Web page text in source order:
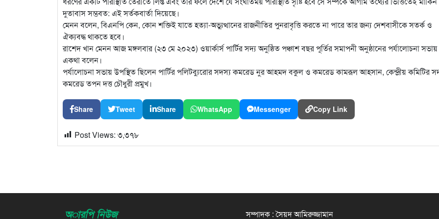
দুতাবাস সম্ভবত: এই সর্তকবার্তা দিয়েছে।
মেনন বলেন, বিএনপি কেন, কোন শক্তিই যাতে হত্যা-অভ্যুত্থানের রাজনীতির পুনরাবৃত্তি করতে না পারে তার জন্য দেশবাসীকে সতর্ক ও
ঐক্যবদ্ধ থাকতে হবে।
রাশেদ খান মেনন আজ মঙ্গলবার (২৩ মে ২০২৩) ওয়ার্কার্স পার্টির সদ্য অনুষ্ঠিত পঞ্চাশ বছর পূর্তির সমাপনী অনুষ্ঠানের পর্যালোচনা সভায়
একথা বলেন।
পর্যালোচনা সভায় উপস্থিত ছিলেন পার্টির পলিটব্যুরোর সদস্য কমরেড নুর আহমদ বকুল ও কমরেড কামরূল আহসান, কেন্দ্রীয় কমিটির
কমরেড তপন দত্ত চৌধুরী প্রমুখ।
Share Tweet Share WhatsApp Messenger Copy Link
Post Views: ৩,৩৭৮
অারপি নিউজ সম্পাদক : সৈয়দ আমিরুজ্জামান